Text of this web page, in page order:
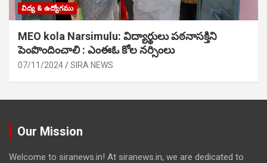
విద్య & ఉద్యోగము
MEO kola Narsimulu: విద్యార్థులు పఠ‌నాసక్తిని
పెంపొందించాలి : ఎంఈఓ కోల నర్సింలు
07/11/2024 SIRA NEWS
Our Mission
Welcome to siranews.in! At siranews.in, we are dedicated to